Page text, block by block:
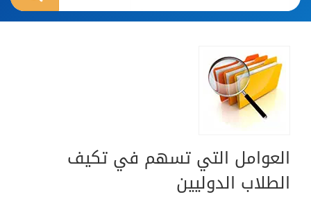
العوامل التي تسهم في تكيف
الطلاب الدوليين